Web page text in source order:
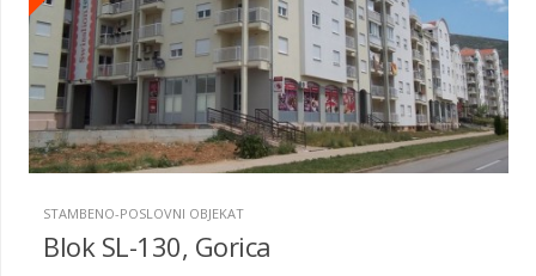
STAMBENO-POSLOVNI OBJEKAT
Blok SL-130, Gorica